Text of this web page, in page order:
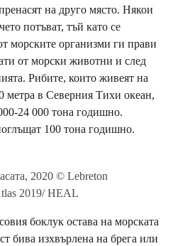
на друго място. Някои
потъват, тъй като се
морските организми ги прави
от морски животни и след
Рибите, които живеят на
метра в Северния Тихи океан,
24 000 тона годишно.
100 тона годишно.
2020 © Lebreton
2019/ HEAL
боклук остава на морската
бива изхвърлена на брега или